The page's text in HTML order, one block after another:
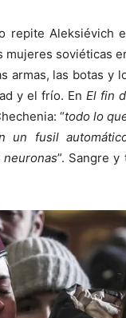
repite Aleksiévich
soviéticas
armas, las botas
y el frío. En El fin
“todo lo
un fusil
”. Sangre